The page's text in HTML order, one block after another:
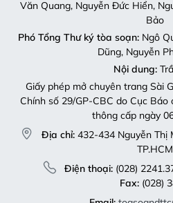
Văn Quang, Nguyễn Đức Hiển,
Bảo
Phó Tổng Thư ký tòa soạn:Ngô
Dũng, Nguyễn
Nội dung:
Giấy phép mở chuyên trang Sài
Chính số 29/GP-CBC do Cục Báo
thông cấp ngày
Địa chỉ: 432-434 Nguyễn Thị
TP.HCM
Điện thoại:(028)
Fax:(028)